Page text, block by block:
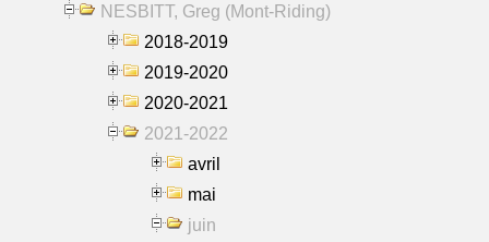
NESBITT, Greg (Mont-Riding)
2018-2019
2019-2020
2020-2021
2021-2022
avril
mai
juin